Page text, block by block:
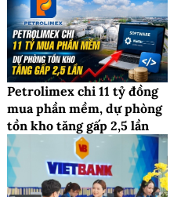
Petrolimex chi 11 tỷ đồng
mua phần mềm, dự phòng
tồn kho tăng gấp 2,5 lần